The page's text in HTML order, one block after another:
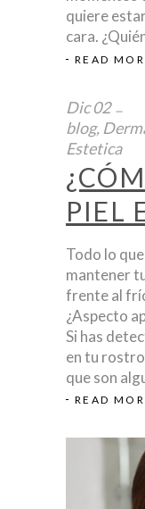
quiere
cara.
READ
Dic 02
blog,
Estetica
PIEL
Todo lo
mantener
frente al
¿Aspecto
Si has
en tu
que son
READ